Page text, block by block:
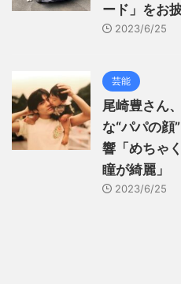
ード」をお
2023/6/25
芸能
尾崎豊さん
な“パパの
響「めちゃ
瞳が綺麗」
2023/6/25